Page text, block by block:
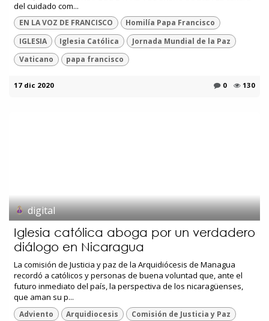
del cuidado com...
EN LA VOZ DE FRANCISCO
Homilía Papa Francisco
IGLESIA
Iglesia Católica
Jornada Mundial de la Paz
Vaticano
papa francisco
17 dic 2020 0 130
digital
Iglesia católica aboga por un verdadero
diálogo en Nicaragua
La comisión de Justicia y paz de la Arquidiócesis de Managua
recordó a católicos y personas de buena voluntad que, ante el
futuro inmediato del país, la perspectiva de los nicaragüenses,
que aman su p...
Adviento Arquidiocesis
Comisión de Justicia y Paz